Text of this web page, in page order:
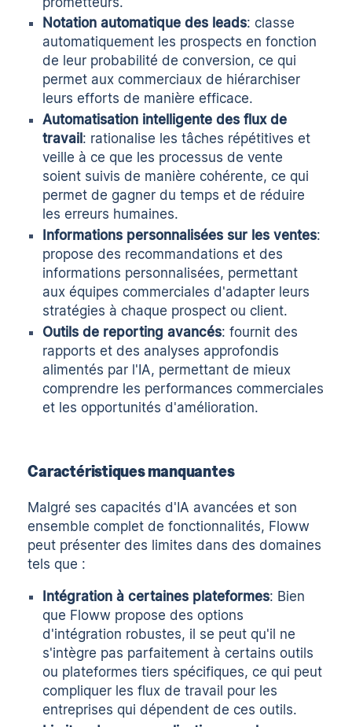
Notation automatique des leads: classe
automatiquement les prospects en fonction
de leur probabilité de conversion, ce qui
permet aux commerciaux de hiérarchiser
leurs efforts de manière efficace.
Automatisation intelligente des flux de
travail : rationalise les tâches répétitives et
veille à ce que les processus de vente
soient suivis de manière cohérente, ce qui
permet de gagner du temps et de réduire
les erreurs humaines.
Informations personnalisées sur les ventes:
propose des recommandations et des
informations personnalisées, permettant
aux équipes commerciales d'adapter leurs
stratégies à chaque prospect ou client.
Outils de reporting avancés: fournit des
rapports et des analyses approfondis
alimentés par l'IA, permettant de mieux
comprendre les performances commerciales
et les opportunités d'amélioration.
Caractéristiques manquantes
Malgré ses capacités d'IA avancées et son
ensemble complet de fonctionnalités, Floww
peut présenter des limites dans des domaines
tels que :
Intégration à certaines plateformes: Bien
que Floww propose des options
d'intégration robustes, il se peut qu'il ne
s'intègre pas parfaitement à certains outils
ou plateformes tiers spécifiques, ce qui peut
compliquer les flux de travail pour les
entreprises qui dépendent de ces outils.